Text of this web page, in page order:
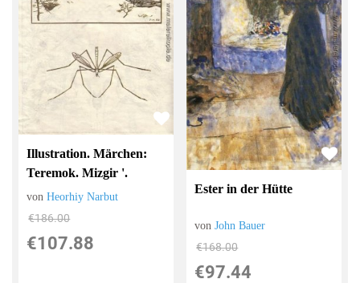
Illustration. Märchen:
Teremok. Mizgir '.
vonHeorhiy Narbut
€186.00
€107.88
Ester in der Hütte
vonJohn Bauer
€168.00
€97.44